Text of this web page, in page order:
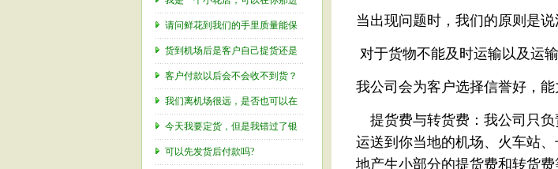
请问鲜花到我们的手里质量能保
货到机场后是客户自己提货还是
客户付款以后会不会收不到货？
我们离机场很远，是否也可以在
今天我要定货，但是我错过了银
可以先发货后付款吗?
当出现问题时，我们的原则是说
对于货物不能及时运输以及运
我公司会为客户选择信誉好，
提货费与转货费：我公司只负
运送到你当地的机场、火车站
地产生小部分的提货费和转货